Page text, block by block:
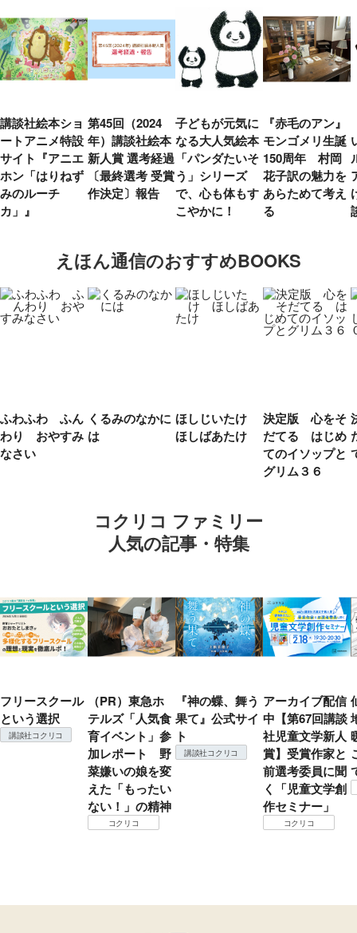
講談社絵本ショ
ートアニメ特設
サイト『アニエ
ホン「はりねず
みのルーチ
カ」』
第45回（2024
年）講談社絵本
新人賞 選考経過
〔最終選考 受賞
作決定〕報告
子どもが元気に
なる大人気絵本
「パンダたいそ
う」シリーズ
で、心も体もす
こやかに！
『赤毛のアン』
モンゴメリ生誕
150周年 村岡
花子訳の魅力を
あらためて考え
る
えほん通信のおすすめBOOKS
ふわふわ ふん
わり おやすみ
なさい
くるみのなかに
は
ほしじいたけ
ほしばあたけ
決定版 心をそ
だてる はじめ
てのイソップと
グリム３６
コクリコ ファミリー
人気の記事・特集
フリースクール
という選択
講談社コクリコ
（PR）東急ホ
テルズ「人気食
育イベント」参
加レポート 野
菜嫌いの娘を変
えた「もったい
ない！」の精神
コクリコ
『神の蝶、舞う
果て』公式サイ
ト
講談社コクリコ
アーカイブ配信
中【第67回講談
社児童文学新人
賞】受賞作家と
前選考委員に聞
く「児童文学創
作セミナー」
コクリコ